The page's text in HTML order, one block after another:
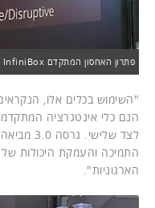
פתרון האחסון המתקדם InfiniBox – מהפכה בתחום אחסון הנתונים
הנם כלי אינטגרציה
לצד
הארגוניות".